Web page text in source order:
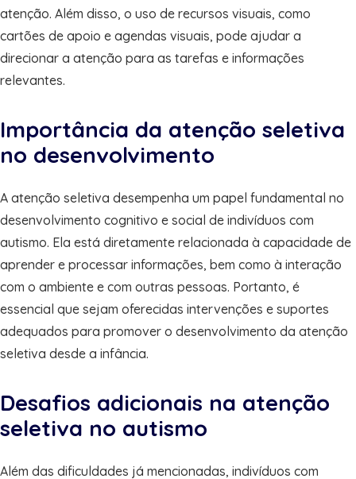
atenção. Além disso, o uso de recursos visuais, como
cartões de apoio e agendas visuais, pode ajudar a
direcionar a atenção para as tarefas e informações
relevantes.
Importância da atenção seletiva
no desenvolvimento
A atenção seletiva desempenha um papel fundamental no
desenvolvimento cognitivo e social de indivíduos com
autismo. Ela está diretamente relacionada à capacidade de
aprender e processar informações, bem como à interação
com o ambiente e com outras pessoas. Portanto, é
essencial que sejam oferecidas intervenções e suportes
adequados para promover o desenvolvimento da atenção
seletiva desde a infância.
Desafios adicionais na atenção
seletiva no autismo
Além das dificuldades já mencionadas, indivíduos com